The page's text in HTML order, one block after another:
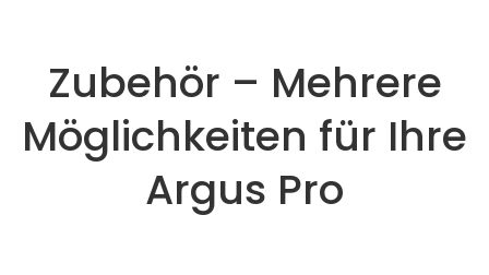
Zubehör – Mehrere
Möglichkeiten für Ihre
Argus Pro